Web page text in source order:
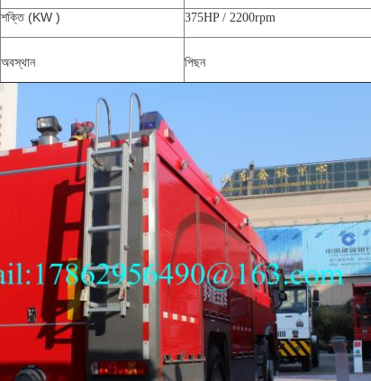
শক্তি (KW ) 375HP / 2200rpm
অবস্থান পিছন